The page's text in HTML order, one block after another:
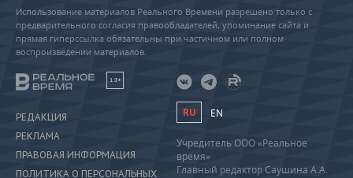
Использование материалов Реального Времени разрешено только с
предварительного согласия правообладателей, упоминание сайта и
прямая гиперссылка обязательны при частичном или полном
воспроизведении материалов.
18+
РЕДАКЦИЯ
РЕКЛАМА
ПРАВОВАЯ ИНФОРМАЦИЯ
ПОЛИТИКА О ПЕРСОНАЛЬНЫХ
RU EN
Учредитель ООО «Реальное
время»
Главный редактор Саушина А.А.